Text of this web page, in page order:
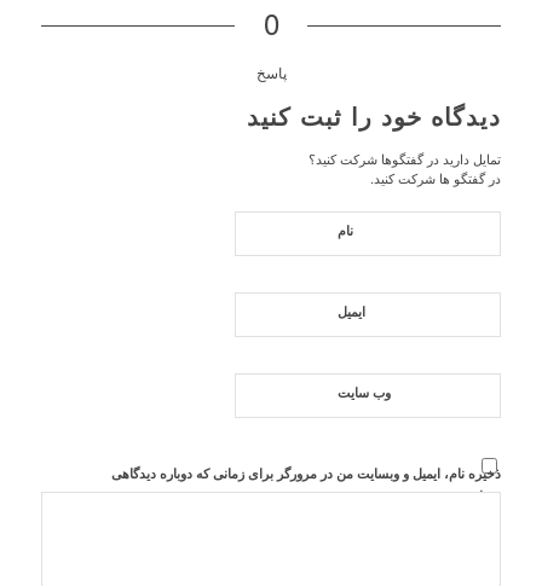
0
پاسخ
دیدگاه خود را ثبت کنید
تمایل دارید در گفتگوها شرکت کنید؟
در گفتگو ها شرکت کنید.
نام
ایمیل
وب‌ سایت
ذخیره نام، ایمیل و وبسایت من در مرورگر برای زمانی که دوباره دیدگاهی
می‌نویسم.